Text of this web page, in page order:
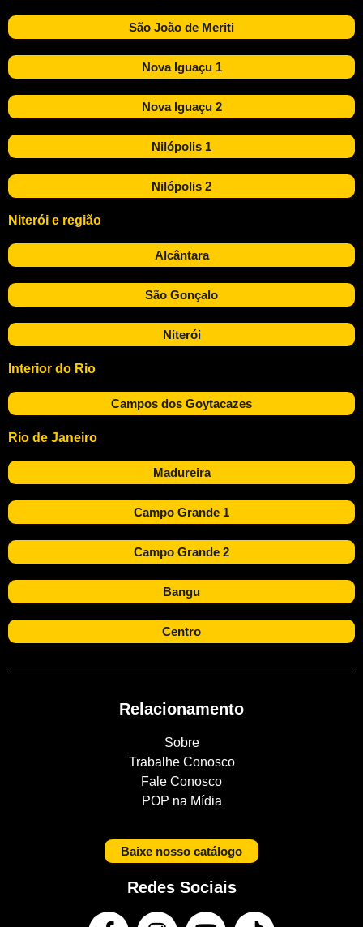
São João de Meriti
Nova Iguaçu 1
Nova Iguaçu 2
Nilópolis 1
Nilópolis 2
Niterói e região
Alcântara
São Gonçalo
Niterói
Interior do Rio
Campos dos Goytacazes
Rio de Janeiro
Madureira
Campo Grande 1
Campo Grande 2
Bangu
Centro
Relacionamento
Sobre
Trabalhe Conosco
Fale Conosco
POP na Mídia
Baixe nosso catálogo
Redes Sociais